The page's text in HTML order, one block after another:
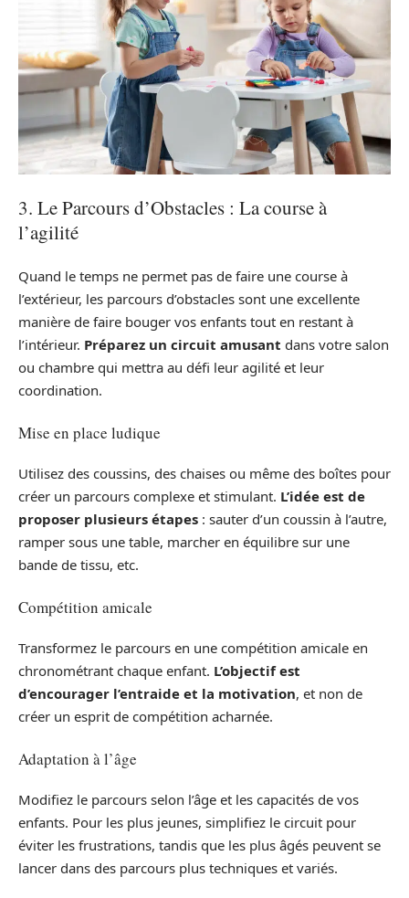
3. Le Parcours d’Obstacles : La course à
l’agilité
Quand le temps ne permet pas de faire une course à
l’extérieur, les parcours d’obstacles sont une excellente
manière de faire bouger vos enfants tout en restant à
l’intérieur. Préparez un circuit amusant dans votre salon
ou chambre qui mettra au défi leur agilité et leur
coordination.
Mise en place ludique
Utilisez des coussins, des chaises ou même des boîtes pour
créer un parcours complexe et stimulant. L’idée est de
proposer plusieurs étapes : sauter d’un coussin à l’autre,
ramper sous une table, marcher en équilibre sur une
bande de tissu, etc.
Compétition amicale
Transformez le parcours en une compétition amicale en
chronométrant chaque enfant. L’objectif est
d’encourager l’entraide et la motivation, et non de
créer un esprit de compétition acharnée.
Adaptation à l’âge
Modifiez le parcours selon l’âge et les capacités de vos
enfants. Pour les plus jeunes, simplifiez le circuit pour
éviter les frustrations, tandis que les plus âgés peuvent se
lancer dans des parcours plus techniques et variés.